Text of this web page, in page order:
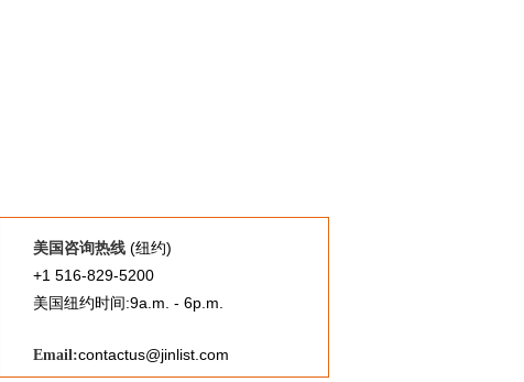
美国咨询热线 (纽约)
+1 516-829-5200
美国纽约时间:9a.m. - 6p.m.
Email:contactus@jinlist.com